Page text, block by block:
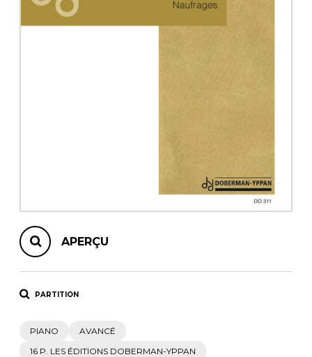
APERÇU
PARTITION
PIANO
AVANCÉ
16 P. LES ÉDITIONS DOBERMAN-YPPAN